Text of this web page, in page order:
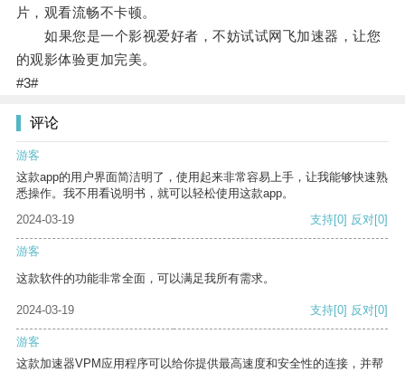
片，观看流畅不卡顿。
如果您是一个影视爱好者，不妨试试网飞加速器，让您
的观影体验更加完美。
#3#
评论
游客
这款app的用户界面简洁明了，使用起来非常容易上手，让我能够快速熟
悉操作。我不用看说明书，就可以轻松使用这款app。
2024-03-19
支持[0] 反对[0]
游客
这款软件的功能非常全面，可以满足我所有需求。
2024-03-19 支持[0] 反对[0]
游客
这款加速器VPM应用程序可以给你提供最高速度和安全性的连接，并帮